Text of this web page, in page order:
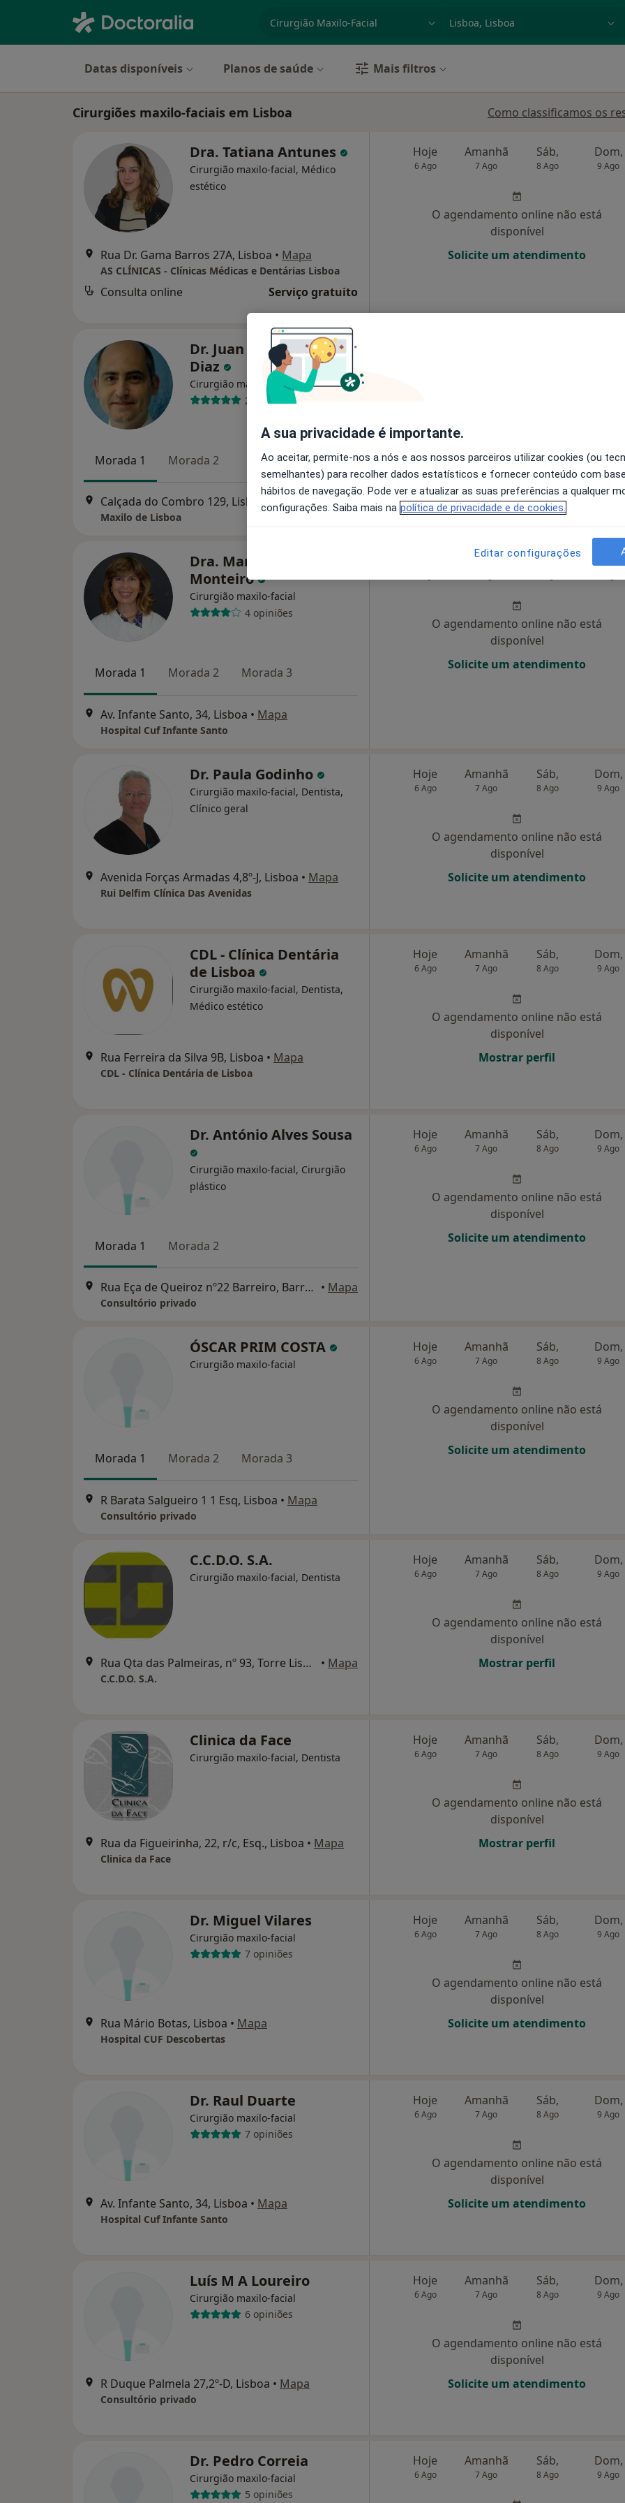
Datas disponíveis Planos de saúde Mais filtros
Cirurgiões maxilo-faciais em Lisboa Como classificamos os
Dra. Tatiana Antunes
Cirurgião maxilo-facial, Médico
estético
Rua Dr. Gama Barros 27A, Lisboa • Mapa
AS CLÍNICAS - Clínicas Médicas e Dentárias Lisboa
Consulta online Serviço gratuito
Hoje
6 Ago
Amanhã
7 Ago
Sáb,
8 Ago
Dom,
9 Ago
O agendamento online não está
disponível
Solicite um atendimento
Dr. Juan Antonio Gata
Diaz
Cirurgião maxilo-facial
2 opiniões
Morada 1 Morada 2
Calçada do Combro 129, Lisboa Mapa
Maxilo de Lisboa
Solicite um atendimento
Dra. Maria João
Monteiro
Cirurgião maxilo-facial
4 opiniões
Morada 1 Morada 2 Morada 3
Av. Infante Santo, 34, Lisboa • Mapa
Hospital Cuf Infante Santo
Amanhã Sáb,
O agendamento online não está
disponível
Solicite um atendimento
Dr. Paula Godinho
Cirurgião maxilo-facial, Dentista,
Clínico geral
Avenida Forças Armadas 4,8º-J, Lisboa • Mapa
Rui Delfim Clínica Das Avenidas
Hoje
6 Ago
Amanhã
7 Ago
Sáb,
8 Ago
Dom,
9 Ago
O agendamento online não está
disponível
Solicite um atendimento
CDL - Clínica Dentária
de Lisboa
Cirurgião maxilo-facial, Dentista,
Médico estético
Rua Ferreira da Silva 9B, Lisboa • Mapa
CDL - Clínica Dentária de Lisboa
Hoje
6 Ago
Amanhã
7 Ago
Sáb,
8 Ago
Dom,
9 Ago
O agendamento online não está
disponível
Mostrar perfil
Dr. António Alves Sousa
Cirurgião maxilo-facial, Cirurgião
plástico
Morada 1 Morada 2
Rua Eça de Queiroz nº22 Barreiro, Barreiro • Mapa
Consultório privado
Hoje
6 Ago
Amanhã
7 Ago
Sáb,
8 Ago
Dom,
9 Ago
O agendamento online não está
disponível
Solicite um atendimento
ÓSCAR PRIM COSTA
Cirurgião maxilo-facial
Morada 1 Morada 2 Morada 3
R Barata Salgueiro 1 1 Esq, Lisboa • Mapa
Consultório privado
Hoje
6 Ago
Amanhã
7 Ago
Sáb,
8 Ago
Dom,
9 Ago
O agendamento online não está
disponível
Solicite um atendimento
C.C.D.O. S.A.
Cirurgião maxilo-facial, Dentista
Rua Qta das Palmeiras, nº 93, Torre Lisboa, 1ºB, Oeiras • Mapa
C.C.D.O. S.A.
Hoje
6 Ago
Amanhã
7 Ago
Sáb,
8 Ago
Dom,
9 Ago
O agendamento online não está
disponível
Mostrar perfil
Clinica da Face
Cirurgião maxilo-facial, Dentista
Rua da Figueirinha, 22, r/c, Esq., Lisboa • Mapa
Clinica da Face
Hoje
6 Ago
Amanhã
7 Ago
Sáb,
8 Ago
Dom,
9 Ago
O agendamento online não está
disponível
Mostrar perfil
Dr. Miguel Vilares
Cirurgião maxilo-facial
7 opiniões
Rua Mário Botas, Lisboa • Mapa
Hospital CUF Descobertas
Hoje
6 Ago
Amanhã
7 Ago
Sáb,
8 Ago
Dom,
9 Ago
O agendamento online não está
disponível
Solicite um atendimento
Dr. Raul Duarte
Cirurgião maxilo-facial
7 opiniões
Av. Infante Santo, 34, Lisboa • Mapa
Hospital Cuf Infante Santo
Hoje
6 Ago
Amanhã
7 Ago
Sáb,
8 Ago
Dom,
9 Ago
O agendamento online não está
disponível
Solicite um atendimento
Luís M A Loureiro
Cirurgião maxilo-facial
6 opiniões
R Duque Palmela 27,2º-D, Lisboa • Mapa
Consultório privado
Hoje
6 Ago
Amanhã
7 Ago
Sáb,
8 Ago
Dom,
9 Ago
O agendamento online não está
disponível
Solicite um atendimento
Dr. Pedro Correia
Cirurgião maxilo-facial
5 opiniões
Hoje
6 Ago
Amanhã
7 Ago
Sáb,
8 Ago
Dom,
9 Ago
A sua privacidade é importante.
Ao aceitar, permite-nos a nós e aos nossos parceiros utilizar cookies (ou
semelhantes) para recolher dados estatísticos e fornecer conteúdo com
hábitos de navegação. Pode ver e atualizar as suas preferências a qualquer
configurações. Saiba mais na política de privacidade e de cookies.
Editar configurações